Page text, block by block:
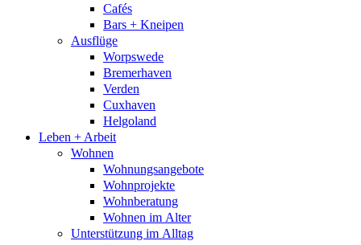
Cafés
Bars + Kneipen
Ausflüge
Worpswede
Bremerhaven
Verden
Cuxhaven
Helgoland
Leben + Arbeit
Wohnen
Wohnungsangebote
Wohnprojekte
Wohnberatung
Wohnen im Alter
Unterstützung im Alltag